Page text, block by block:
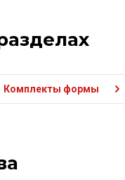
Комплекты формы